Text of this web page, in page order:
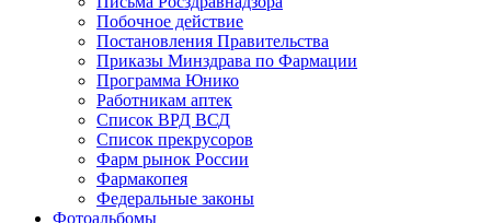
Побочное действие
Постановления Правительства
Приказы Минздрава по Фармации
Программа Юнико
Работникам аптек
Список ВРД ВСД
Список прекрусоров
Фарм рынок России
Фармакопея
Федеральные законы
Фотоальбомы